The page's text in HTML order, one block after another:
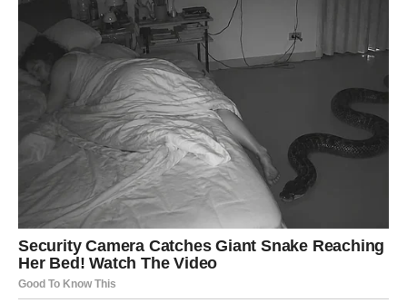
događaje.
Kod vas će sve početi mnogo jednostavnije.
Jedna poruka.
Jedan razgovor.
Jedan susret.
Jedna odluka.
U tom trenutku možda nećete ni shvatiti koliko je to